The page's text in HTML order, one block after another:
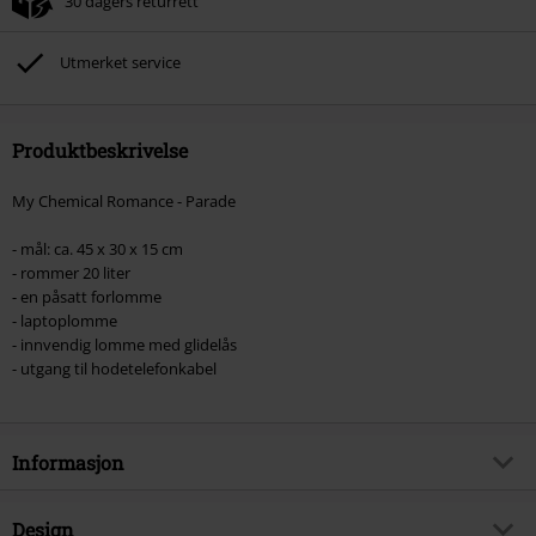
Kan ikke kombineres med andre kampanjekoder. Følgende er ekskludert fra
Lindemann, Böhse Onkelz, Broilers, Die Ärzte, Die Toten Hosen, Metality,
gavekort og varer som inkluderer en donasjon.
Utmerket service
Produktbeskrivelse
My Chemical Romance - Parade
- mål: ca. 45 x 30 x 15 cm
- rommer 20 liter
- en påsatt forlomme
- laptoplomme
- innvendig lomme med glidelås
- utgang til hodetelefonkabel
Informasjon
Artikkelnummer
Design